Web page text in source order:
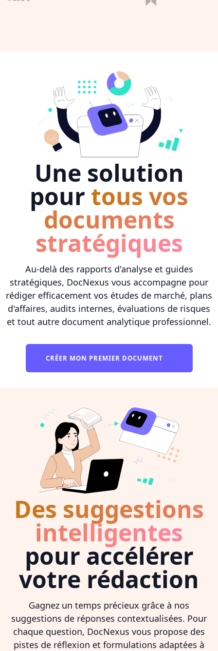
Une solution
pour tous vos
documents
stratégiques
Au-delà des rapports d'analyse et guides
stratégiques, DocNexus vous accompagne pour
rédiger efficacement vos études de marché, plans
d'affaires, audits internes, évaluations de risques
et tout autre document analytique professionnel.
CRÉER MON PREMIER DOCUMENT
Des suggestions
intelligentes
pour accélérer
votre rédaction
Gagnez un temps précieux grâce à nos
suggestions de réponses contextualisées. Pour
chaque question, DocNexus vous propose des
pistes de réflexion et formulations adaptées à